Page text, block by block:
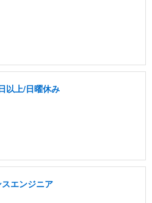
以上/日曜休み
エンジニア